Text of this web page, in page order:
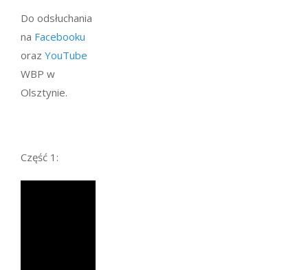
Do odsłuchania
na Facebooku
oraz YouTube
WBP w
Olsztynie.
Część 1: